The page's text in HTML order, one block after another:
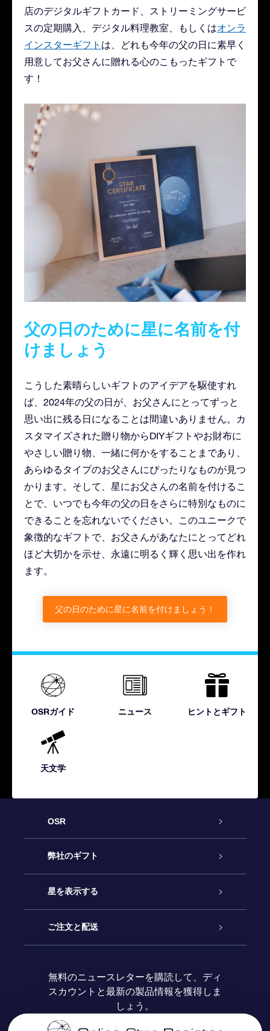
店のデジタルギフトカード、ストリーミングサービ
スの定期購入、デジタル料理教室、もしくはオンラ
インスターギフト は、どれも今年の父の日に素早く
用意してお父さんに贈れる心のこもったギフトで
す！
父の日のために星に名前を付
けましょう
こうした素晴らしいギフトのアイデアを駆使すれ
ば、2024年の父の日が、お父さんにとってずっと
思い出に残る日になることは間違いありません。カ
スタマイズされた贈り物からDIYギフトやお財布に
やさしい贈り物、一緒に何かをすることまであり、
あらゆるタイプのお父さんにぴったりなものが見つ
かります。そして、星にお父さんの名前を付けるこ
とで、いつでも今年の父の日をさらに特別なものに
できることを忘れないでください。このユニークで
象徴的なギフトで、お父さんがあなたにとってどれ
ほど大切かを示せ、永遠に明るく輝く思い出を作れ
ます。
父の日のために星に名前を付けましょう！
OSRガイド ニュース ヒントとギフト
天文学
OSR
カスタマーサービス
お問い合わせ
ブログ
レビュー
弊社のギフト
Online Starギフト
OSRギフトパック
OSR ギフトカード
星を表示する
星の登録
カスタマイズされたStar Page
ご注文と配送
お支払いに関する情報
無料のニュースレターを購読して、ディ
スカウントと最新の製品情報を獲得しま
しょう。